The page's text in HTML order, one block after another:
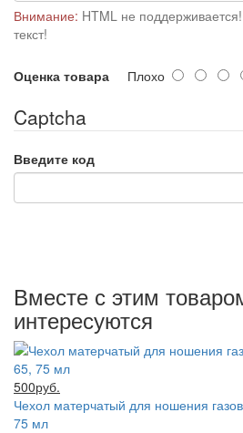
Внимание: HTML не
текст!
Оценка товара Плохо
Captcha
Введите код
Вместе с этим
интересуются
500руб.
Чехол матерчатый для ношения
75 мл